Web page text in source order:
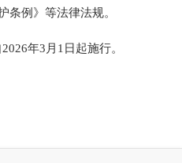
条例》等法律法规。
年3月1日起施行。